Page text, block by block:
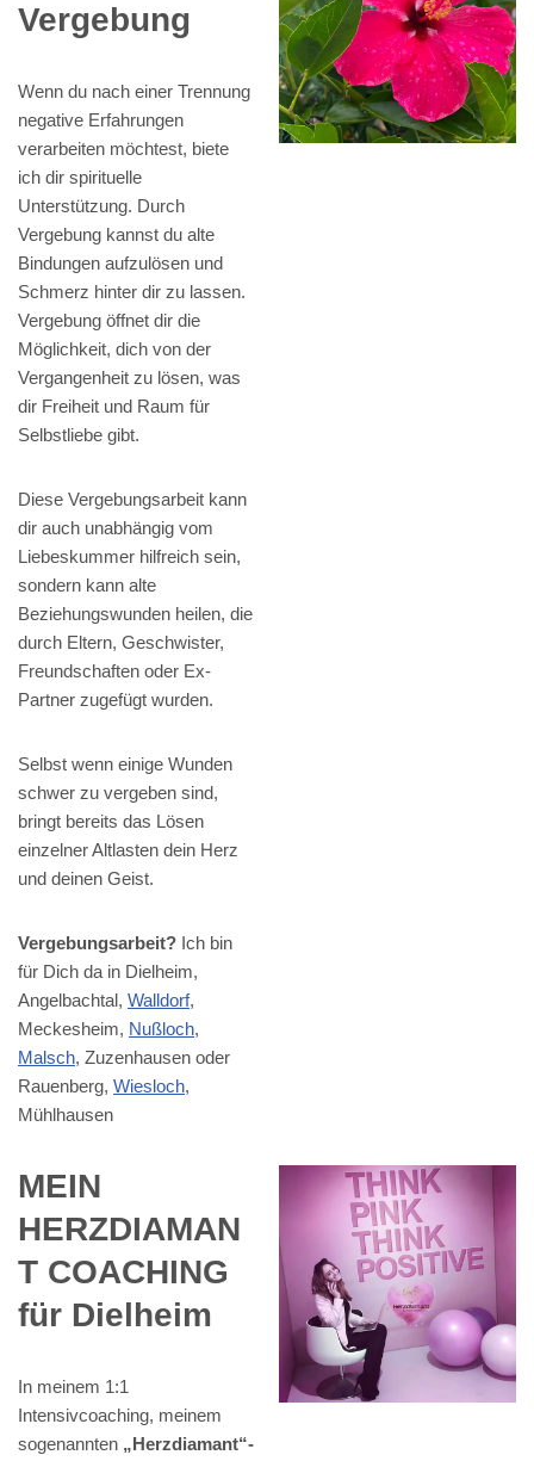
Vergebung
Wenn du nach einer Trennung
negative Erfahrungen
verarbeiten möchtest, biete
ich dir spirituelle
Unterstützung. Durch
Vergebung kannst du alte
Bindungen aufzulösen und
Schmerz hinter dir zu lassen.
Vergebung öffnet dir die
Möglichkeit, dich von der
Vergangenheit zu lösen, was
dir Freiheit und Raum für
Selbstliebe gibt.
Diese Vergebungsarbeit kann
dir auch unabhängig vom
Liebeskummer hilfreich sein,
sondern kann alte
Beziehungswunden heilen, die
durch Eltern, Geschwister,
Freundschaften oder Ex-
Partner zugefügt wurden.
Selbst wenn einige Wunden
schwer zu vergeben sind,
bringt bereits das Lösen
einzelner Altlasten dein Herz
und deinen Geist.
Vergebungsarbeit? Ich bin
für Dich da in Dielheim,
Angelbachtal, Walldorf,
Meckesheim, Nußloch,
Malsch, Zuzenhausen oder
Rauenberg, Wiesloch,
Mühlhausen
MEIN
HERZDIAMAN
T COACHING
für Dielheim
In meinem 1:1
Intensivcoaching, meinem
sogenannten „Herzdiamant“-